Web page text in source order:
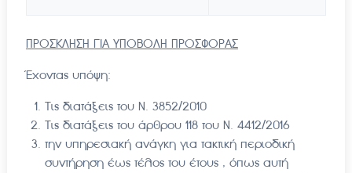
ΠΡΟΣΚΛΗΣΗ ΓΙΑ ΥΠΟΒΟΛΗ ΠΡΟΣΦΟΡΑΣ
Έχοντας υπόψη:
Τις διατάξεις του Ν. 3852/2010
Τις διατάξεις του άρθρου 118 του Ν. 4412/2016
την υπηρεσιακή ανάγκη για τακτική περιοδική
συντήρηση έως τέλος του έτους , όπως αυτή